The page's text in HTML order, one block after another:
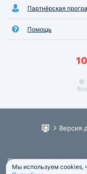
Партнёрская
Помощь
©
Версия
Пользовательское
Юридическая информация
Мы используем cookies,